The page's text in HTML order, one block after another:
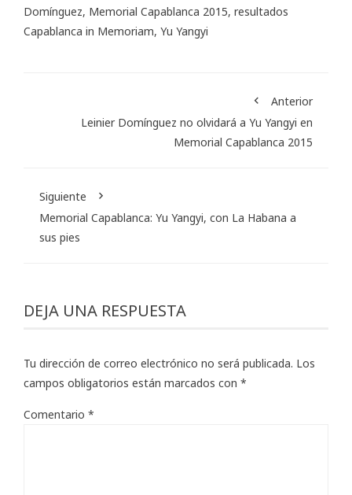
Domínguez, Memorial Capablanca 2015, resultados
Capablanca in Memoriam, Yu Yangyi
Anterior
Leinier Domínguez no olvidará a Yu Yangyi en
Memorial Capablanca 2015
Siguiente
Memorial Capablanca: Yu Yangyi, con La Habana a
sus pies
DEJA UNA RESPUESTA
Tu dirección de correo electrónico no será publicada. Los
campos obligatorios están marcados con *
Comentario *